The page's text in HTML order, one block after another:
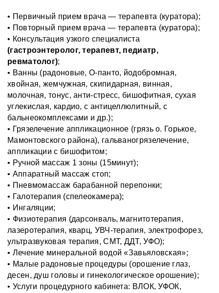
• Первичный прием врача — терапевта (куратора);
• Повторный прием врача — терапевта (куратора);
• Консультация узкого специалиста
(гастроэнтеролог, терапевт, педиатр,
ревматолог);
• Ванны (радоновые, О-панто, йодобромная,
хвойная, жемчужная, скипидарная, винная,
молочная, тонус, анти-стресс, бишофитная, сухая
углекислая, кардио, с антицеллюлитный, с
бальнеокомплексами и др.);
• Грязелечение аппликационное (грязь о. Горькое,
Мамонтовского района), гальваногрязелечение,
аппликации с бишофитом;
• Ручной массаж 1 зоны (15минут);
• Аппаратный массаж стоп;
• Пневмомассаж барабанной перепонки;
• Галотерапия (спелеокамера);
• Ингаляции;
• Физиотерапия (дарсонваль, магнитотерапия,
лазеротерапия, кварц, УВЧ-терапия, электрофорез,
ультразвуковая терапия, СМТ, ДДТ, УФО);
• Лечение минеральной водой «Завьяловская»;
• Малые радоновые процедуры (орошение глаз,
десен, душ головы и гинекологическое орошение);
• Услуги процедурного кабинета: ВЛОК, УФОК,